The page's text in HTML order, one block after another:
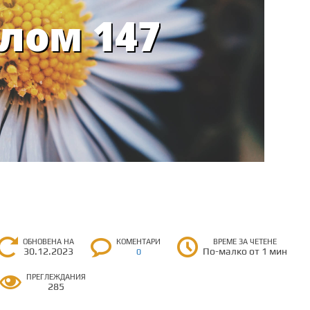
ОБНОВЕНА НА
30.12.2023
КОМЕНТАРИ
0
ВРЕМЕ ЗА ЧЕТЕНЕ
По-малко от 1 мин
ПРЕГЛЕЖДАНИЯ
285